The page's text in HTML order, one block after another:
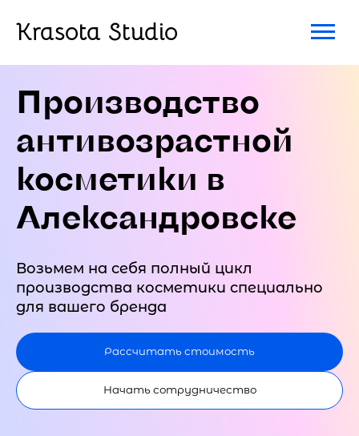
Krasota Studio
Производство
антивозрастной
косметики в
Александровске
Возьмем на себя полный цикл
производства косметики специально
для вашего бренда
Рассчитать стоимость
Начать сотрудничество